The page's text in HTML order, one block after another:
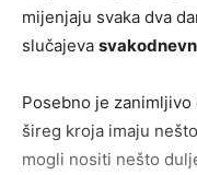
mijenjaju svaka dva
slučajeva
Posebno je
šireg kroja imaju
mogli nositi nešto